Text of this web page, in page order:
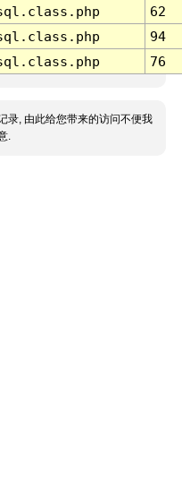
62
94
76
录, 由此给您带来的访问不便我
.